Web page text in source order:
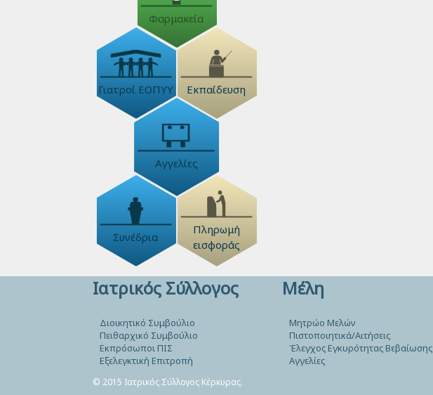
Φαρμακεία
Γιατροί ΕΟΠΥΥ Εκπαίδευση
Αγγελίες
Συνέδρια
Πληρωμή
εισφοράς
Ιατρικός Σύλλογος
Διοικητικό Συμβούλιο
Πειθαρχικό Συμβούλιο
Εκπρόσωποι ΠΙΣ
Εξελεγκτική Επιτροπή
Μέλη
Μητρώο Μελών
Πιστοποιητικά/Αιτήσεις
Έλεγχος Εγκυρότητας Βεβαίωσης
Αγγελίες
© 2015 Ιατρικός Σύλλογος Κέρκυρας.